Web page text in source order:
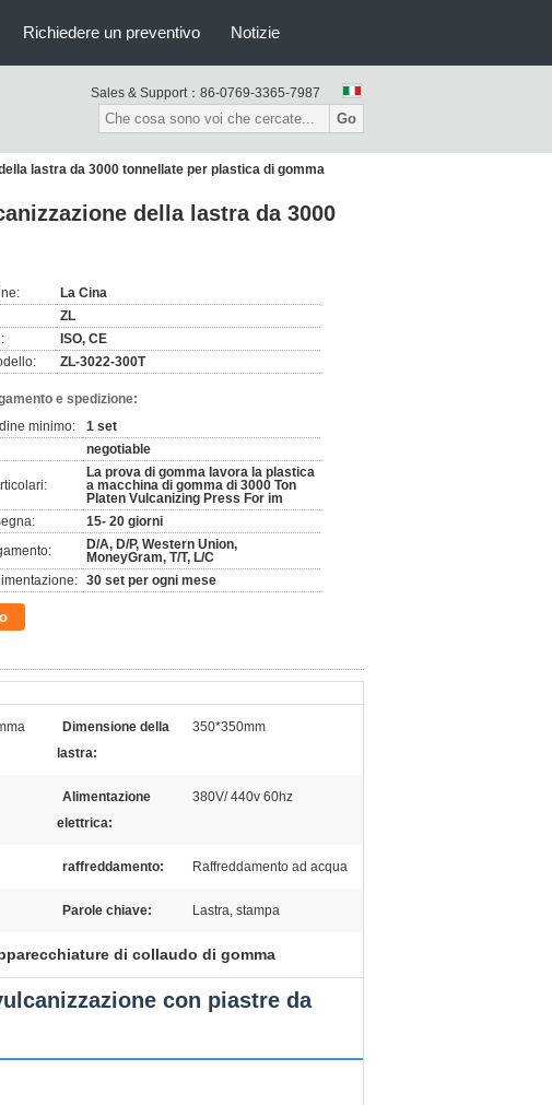
Richiedere un preventivo Notizie
Sales & Support： 86-0769-3365-7987
Go
lastra da 3000 tonnellate per plastica di gomma
della lastra da 3000
La Cina
ZL
ISO, CE
ZL-3022-300T
e spedizione:
minimo:
1 set
negotiable
La prova di gomma lavora la plastica
a macchina di gomma di 3000 Ton
Platen Vulcanizing Press For im
15- 20 giorni
D/A, D/P, Western Union,
MoneyGram, T/T, L/C
30 set per ogni mese
Dimensione della
lastra:
350*350mm
Alimentazione
elettrica:
380V/ 440v 60hz
raffreddamento: Raffreddamento ad acqua
Parole chiave: Lastra, stampa
di collaudo di gomma
con piastre da